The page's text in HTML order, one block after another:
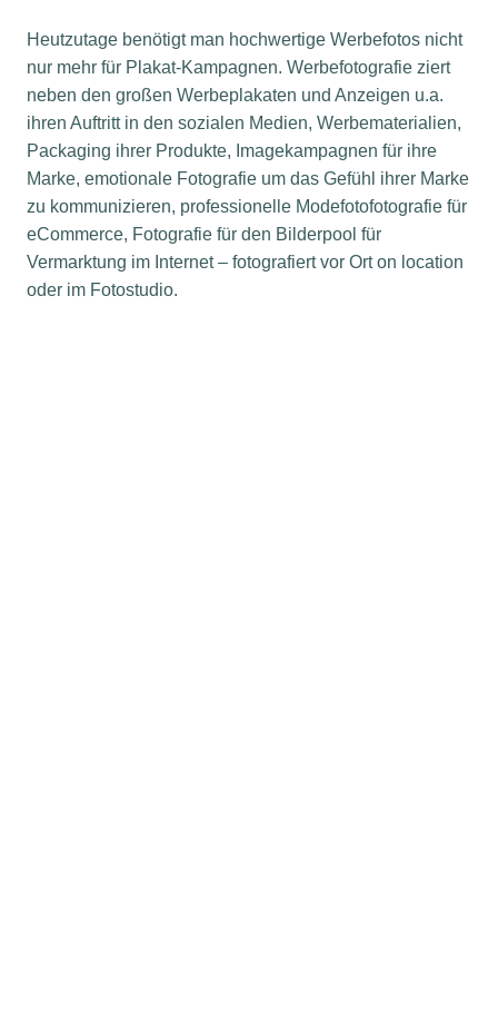
Heutzutage benötigt man hochwertige Werbefotos nicht
nur mehr für Plakat-Kampagnen. Werbefotografie ziert
neben den großen Werbeplakaten und Anzeigen u.a.
ihren Auftritt in den sozialen Medien, Werbematerialien,
Packaging ihrer Produkte, Imagekampagnen für ihre
Marke, emotionale Fotografie um das Gefühl ihrer Marke
zu kommunizieren, professionelle Modefotofotografie für
eCommerce, Fotografie für den Bilderpool für
Vermarktung im Internet – fotografiert vor Ort on location
oder im Fotostudio.